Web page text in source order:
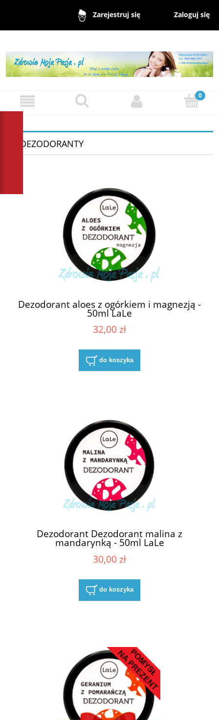
Zarejestruj się Zaloguj się
~ DEZODORANTY
Dezodorant aloes z ogórkiem i magnezją -
50ml LaLe
32,00 zł
do koszyka
Dezodorant Dezodorant malina z
mandarynką - 50ml LaLe
30,00 zł
do koszyka